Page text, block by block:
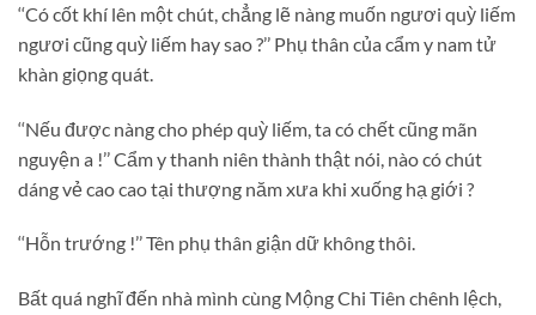
‘‘Có cốt khí lên một chút, chẳng lẽ nàng muốn ngươi quỳ liếm
ngươi cũng quỳ liếm hay sao ?’’ Phụ thân của cẩm y nam tử
khàn giọng quát.
‘‘Nếu được nàng cho phép quỳ liếm, ta có chết cũng mãn
nguyện a !’’ Cẩm y thanh niên thành thật nói, nào có chút
dáng vẻ cao cao tại thượng năm xưa khi xuống hạ giới ?
‘‘Hỗn trướng !’’ Tên phụ thân giận dữ không thôi.
Bất quá nghĩ đến nhà mình cùng Mộng Chi Tiên chênh lệch,